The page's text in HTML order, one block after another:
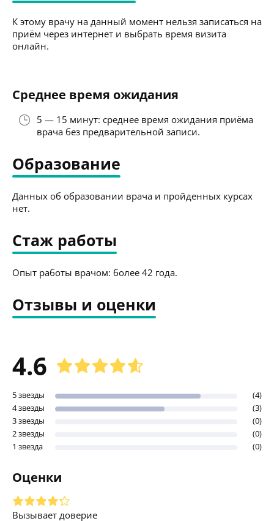
К этому врачу на данный момент нельзя записаться на
приём через интернет и выбрать время визита
онлайн.
Среднее время ожидания
5 — 15 минут: среднее время ожидания приёма
врача без предварительной записи.
Образование
Данных об образовании врача и пройденных курсах
нет.
Стаж работы
Опыт работы врачом: более 42 года.
Отзывы и оценки
4.6
5 звезды
(4)
4 звезды
(3)
3 звезды
(0)
2 звезды
(0)
1 звезда
(0)
Оценки
Вызывает доверие